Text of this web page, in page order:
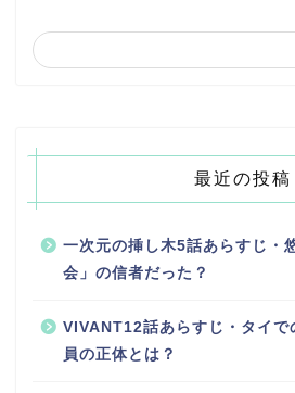
最近の投稿
一次元の挿し木5話あらすじ・
会」の信者だった？
VIVANT12話あらすじ・タイで
員の正体とは？